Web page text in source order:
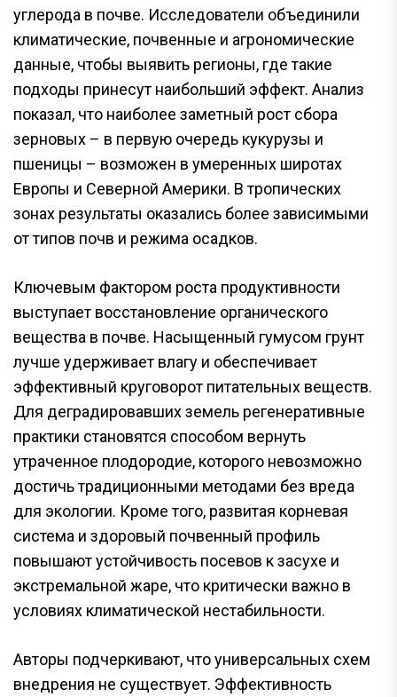
углерода в почве. Исследователи объединили
климатические, почвенные и агрономические
данные, чтобы выявить регионы, где такие
подходы принесут наибольший эффект. Анализ
показал, что наиболее заметный рост сбора
зерновых – в первую очередь кукурузы и
пшеницы – возможен в умеренных широтах
Европы и Северной Америки. В тропических
зонах результаты оказались более зависимыми
от типов почв и режима осадков.
Ключевым фактором роста продуктивности
выступает восстановление органического
вещества в почве. Насыщенный гумусом грунт
лучше удерживает влагу и обеспечивает
эффективный круговорот питательных веществ.
Для деградировавших земель регенеративные
практики становятся способом вернуть
утраченное плодородие, которого невозможно
достичь традиционными методами без вреда
для экологии. Кроме того, развитая корневая
система и здоровый почвенный профиль
повышают устойчивость посевов к засухе и
экстремальной жаре, что критически важно в
условиях климатической нестабильности.
Авторы подчеркивают, что универсальных схем
внедрения не существует. Эффективность